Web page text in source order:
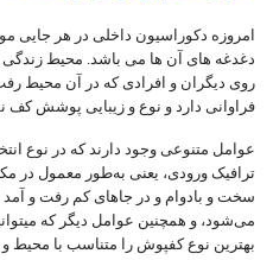
امروزه دکوراسیون داخلی در هر جایی
دغدغه های آن ها می باشد. محیط زندگی
روی دیگران و افرادی که در آن محیط رفت
فراوانی دارد و نوع و زیبایی پوشش کف
عوامل متنوعی وجود دارند که در نوع
ترافیک ورودی، یعنی به‌طور معمول در
سخت و بادوام و در جاهای کم ‌رفت و
می‌شود، و همچنین عوامل دیگر که
بهترین نوع کفپوش را متناسب با محیط و